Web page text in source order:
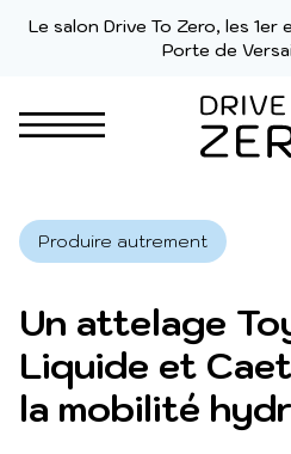
Aller au contenu
Le salon Drive To Zero, les 1er
Porte de
Produire autrement
Un attelage
Liquide et
la mobilité